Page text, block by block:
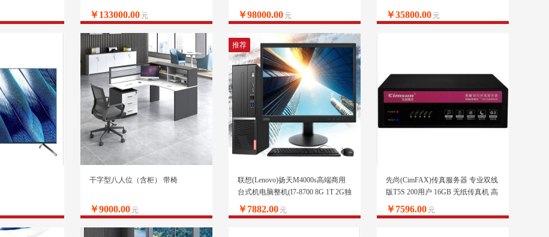
￥133000.00 元 ￥98000.00 元 ￥35800.00 元
干字型八人位（含柜） 带椅
￥9000.00 元
推荐
联想(Lenovo)扬天M4000s高端商用
台式机电脑整机(I7-8700 8G 1T 2G独
显 键鼠 串口 wifi)21.5英寸
￥7882.00 元
先尚(CimFAX)传真服务器 专业双线
版T5S 200用户 16GB 无纸传真机 高
速33.6K 网络传真机
￥7596.00 元